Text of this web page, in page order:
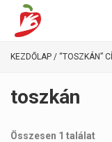
KEZDŐLAP / “TOSZKÁN”
toszkán
Összesen 1 találat